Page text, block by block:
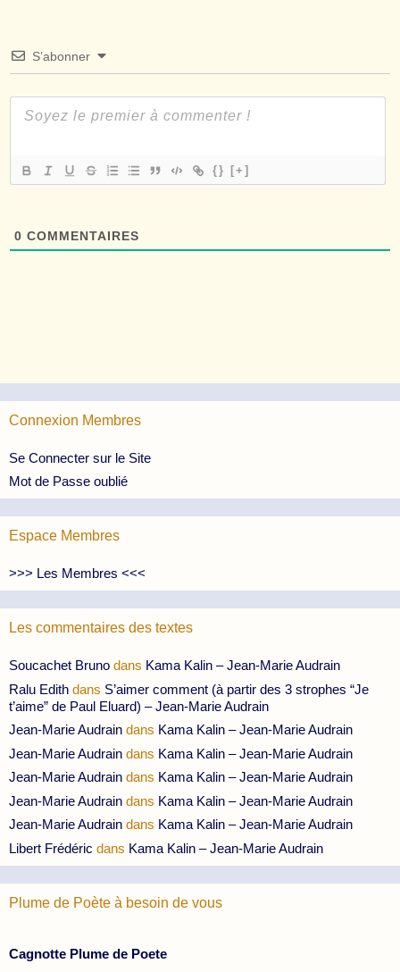
S’abonner
{} [+]
0 COMMENTAIRES
Connexion Membres
Se Connecter sur le Site
Mot de Passe oublié
Espace Membres
>>> Les Membres <<<
Les commentaires des textes
Soucachet Bruno dans Kama Kalin – Jean-Marie Audrain
Ralu Edith dans S’aimer comment (à partir des 3 strophes “Je
t’aime” de Paul Eluard) – Jean-Marie Audrain
Jean-Marie Audrain dans Kama Kalin – Jean-Marie Audrain
Jean-Marie Audrain dans Kama Kalin – Jean-Marie Audrain
Jean-Marie Audrain dans Kama Kalin – Jean-Marie Audrain
Jean-Marie Audrain dans Kama Kalin – Jean-Marie Audrain
Jean-Marie Audrain dans Kama Kalin – Jean-Marie Audrain
Libert Frédéric dans Kama Kalin – Jean-Marie Audrain
Plume de Poète à besoin de vous
Cagnotte Plume de Poete